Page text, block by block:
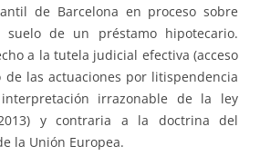
de Barcelona en proceso sobre
suelo de un préstamo hipotecario.
a la tutela judicial efectiva (acceso
las actuaciones por litispendencia
irrazonable de la ley
2013) y contraria a la doctrina del
la Unión Europea.